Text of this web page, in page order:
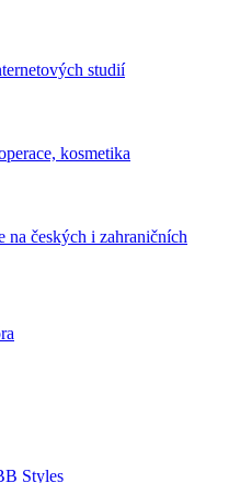
studií
kosmetika
českých i zahraničních
Styles